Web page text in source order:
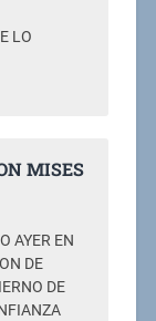
LO
MISES
AYER EN
DE
DE